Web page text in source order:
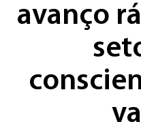
avanço